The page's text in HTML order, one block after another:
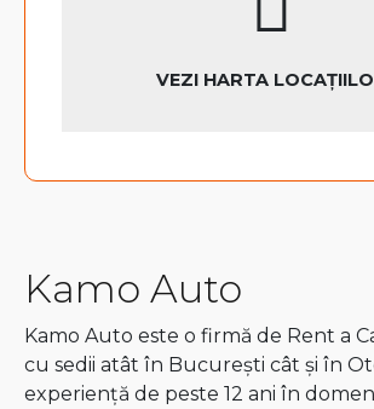
VEZI HARTA
Kamo Auto
Kamo Auto este o firmă de Rent a
cu sedii atât în București cât și în
experiență de peste 12 ani în